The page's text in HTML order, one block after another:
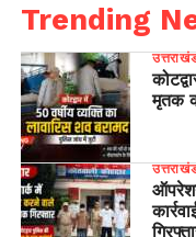
Trending
मृतक